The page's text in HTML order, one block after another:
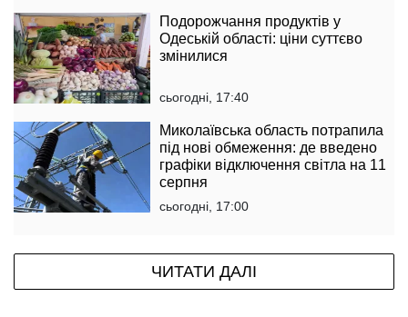
Подорожчання продуктів у
Одеській області: ціни суттєво
змінилися
сьогодні, 17:40
Миколаївська область потрапила
під нові обмеження: де введено
графіки відключення світла на 11
серпня
сьогодні, 17:00
ЧИТАТИ ДАЛІ